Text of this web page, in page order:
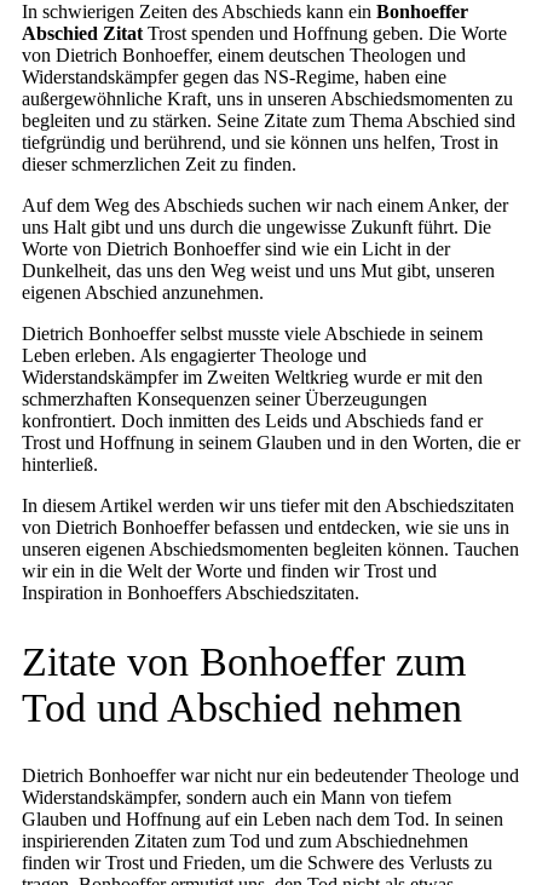
In schwierigen Zeiten des Abschieds kann ein Bonhoeffer
Abschied Zitat Trost spenden und Hoffnung geben. Die Worte
von Dietrich Bonhoeffer, einem deutschen Theologen und
Widerstandskämpfer gegen das NS-Regime, haben eine
außergewöhnliche Kraft, uns in unseren Abschiedsmomenten zu
begleiten und zu stärken. Seine Zitate zum Thema Abschied sind
tiefgründig und berührend, und sie können uns helfen, Trost in
dieser schmerzlichen Zeit zu finden.
Auf dem Weg des Abschieds suchen wir nach einem Anker, der
uns Halt gibt und uns durch die ungewisse Zukunft führt. Die
Worte von Dietrich Bonhoeffer sind wie ein Licht in der
Dunkelheit, das uns den Weg weist und uns Mut gibt, unseren
eigenen Abschied anzunehmen.
Dietrich Bonhoeffer selbst musste viele Abschiede in seinem
Leben erleben. Als engagierter Theologe und
Widerstandskämpfer im Zweiten Weltkrieg wurde er mit den
schmerzhaften Konsequenzen seiner Überzeugungen
konfrontiert. Doch inmitten des Leids und Abschieds fand er
Trost und Hoffnung in seinem Glauben und in den Worten, die er
hinterließ.
In diesem Artikel werden wir uns tiefer mit den Abschiedszitaten
von Dietrich Bonhoeffer befassen und entdecken, wie sie uns in
unseren eigenen Abschiedsmomenten begleiten können. Tauchen
wir ein in die Welt der Worte und finden wir Trost und
Inspiration in Bonhoeffers Abschiedszitaten.
Zitate von Bonhoeffer zum
Tod und Abschied nehmen
Dietrich Bonhoeffer war nicht nur ein bedeutender Theologe und
Widerstandskämpfer, sondern auch ein Mann von tiefem
Glauben und Hoffnung auf ein Leben nach dem Tod. In seinen
inspirierenden Zitaten zum Tod und zum Abschiednehmen
finden wir Trost und Frieden, um die Schwere des Verlusts zu